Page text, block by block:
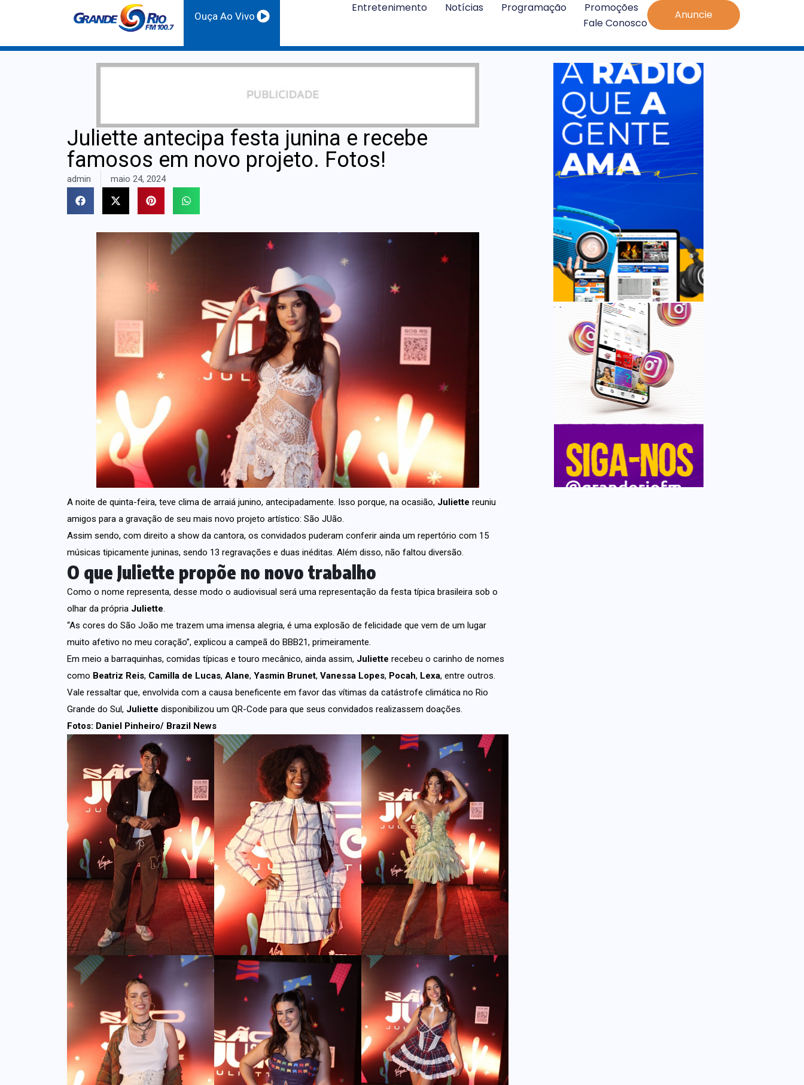
Ouça Ao Vivo
Entretenimento Notícias Programação
Promoções
Fale Conosco
Anuncie
Juliette antecipa festa junina e recebe
famosos em novo projeto. Fotos!
admin maio 24, 2024
A noite de quinta-feira, teve clima de arraiá junino, antecipadamente. Isso porque, na ocasião, Juliette reuniu
amigos para a gravação de seu mais novo projeto artístico: São JUão.
Assim sendo, com direito a show da cantora, os convidados puderam conferir ainda um repertório com 15
músicas tipicamente juninas, sendo 13 regravações e duas inéditas. Além disso, não faltou diversão.
O que Juliette propõe no novo trabalho
Como o nome representa, desse modo o audiovisual será uma representação da festa típica brasileira sob o
olhar da própria Juliette.
“As cores do São João me trazem uma imensa alegria, é uma explosão de felicidade que vem de um lugar
muito afetivo no meu coração”, explicou a campeã do BBB21, primeiramente.
Em meio a barraquinhas, comidas típicas e touro mecânico, ainda assim, Juliette recebeu o carinho de nomes
como Beatriz Reis, Camilla de Lucas, Alane, Yasmin Brunet, Vanessa Lopes, Pocah, Lexa, entre outros.
Vale ressaltar que, envolvida com a causa beneficente em favor das vítimas da catástrofe climática no Rio
Grande do Sul, Juliette disponibilizou um QR-Code para que seus convidados realizassem doações.
Fotos: Daniel Pinheiro/ Brazil News